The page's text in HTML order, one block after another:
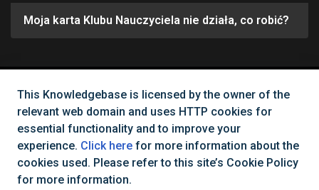
Moja karta Klubu Nauczyciela nie działa, co robić?
Can't find what you need?
This Knowledgebase is licensed by the owner of the
relevant web domain and uses HTTP cookies for
essential functionality and to improve your
experience. Click here for more information about the
cookies used. Please refer to this site’s Cookie Policy
for more information.